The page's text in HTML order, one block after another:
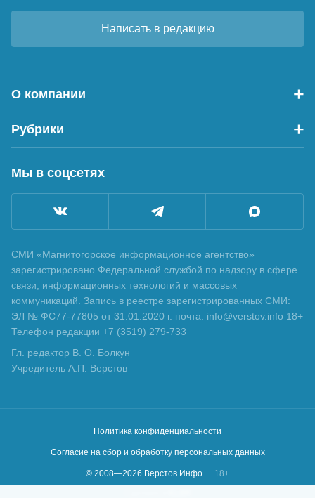
Написать в редакцию
О компании
Рубрики
Мы в соцсетях
СМИ «Магнитогорское информационное агентство»
зарегистрировано Федеральной службой по надзору в сфере
связи, информационных технологий и массовых
коммуникаций. Запись в реестре зарегистрированных СМИ:
ЭЛ № ФС77-77805 от 31.01.2020 г. почта: info@verstov.info 18+
Телефон редакции +7 (3519) 279-733
Гл. редактор В. О. Болкун
Учредитель А.П. Верстов
Политика конфиденциальности
Согласие на сбор и обработку персональных данных
© 2008—2026 Верстов.Инфо
18+